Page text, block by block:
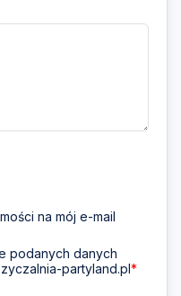
na mój e-mail
podanych danych
partyland.pl*